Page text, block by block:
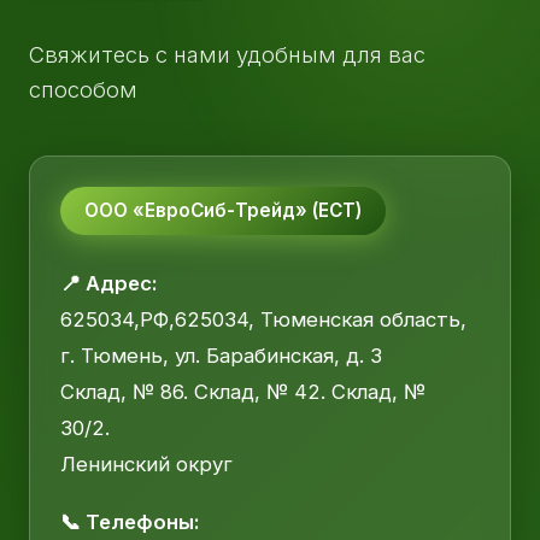
Свяжитесь с нами удобным для вас
способом
ООО «ЕвроСиб-Трейд» (ЕСТ)
📍 Адрес:
625034,РФ,625034, Тюменская область,
г. Тюмень, ул. Барабинская, д. 3
Склад, № 86. Склад, № 42. Склад, №
30/2.
Ленинский округ
📞 Телефоны: